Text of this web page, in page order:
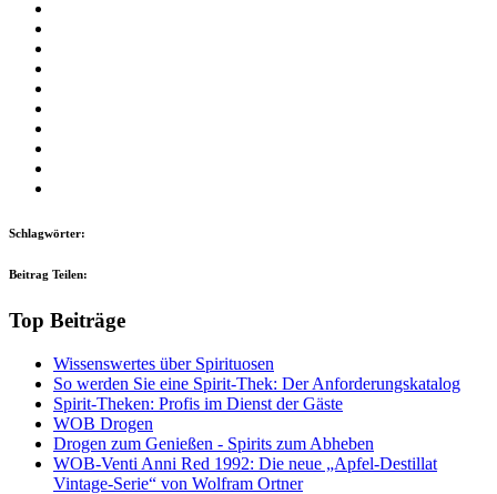
Schlagwörter:
Beitrag Teilen:
Top Beiträge
Wissenswertes über Spirituosen
So werden Sie eine Spirit-Thek: Der Anforderungskatalog
Spirit-Theken: Profis im Dienst der Gäste
WOB Drogen
Drogen zum Genießen - Spirits zum Abheben
WOB-Venti Anni Red 1992: Die neue „Apfel-Destillat
Vintage-Serie“ von Wolfram Ortner